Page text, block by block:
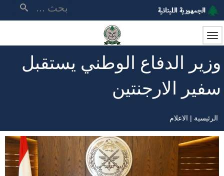
تجاوز
إلى
المحتوى
الرئيسي
وزير الدفاع الوطني يستقبل
سفير الارجنتين
مسار
التنقل
الرئيسية الاعلام